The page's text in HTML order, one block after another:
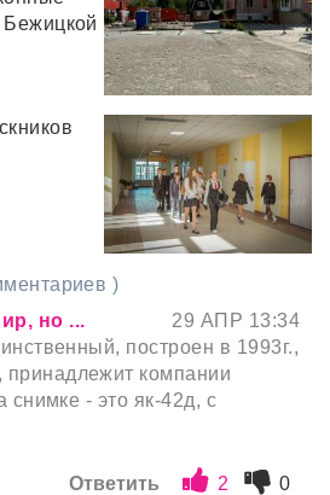
)
но ...
29 АПР 13:34
построен в 1993г.,
компании
снимке - это як-42д, с
Ответить 2 0